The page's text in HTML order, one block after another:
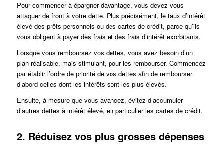
Pour commencer à épargner davantage, vous devez vous
attaquer de front à votre dette. Plus précisément, le taux d’intérêt
élevé des prêts personnels ou des cartes de crédit, parce qu’ils
vous obligent à payer des frais et des frais d’intérêt exorbitants.
Lorsque vous remboursez vos dettes, vous avez besoin d’un
plan réalisable, mais stimulant, pour les rembourser. Commencez
par établir l’ordre de priorité de vos dettes afin de rembourser
d’abord celles dont les intérêts sont les plus élevés.
Ensuite, à mesure que vous avancez, évitez d’accumuler
d’autres dettes à intérêt élevé, en particulier les cartes de crédit.
2. Réduisez vos plus grosses dépenses